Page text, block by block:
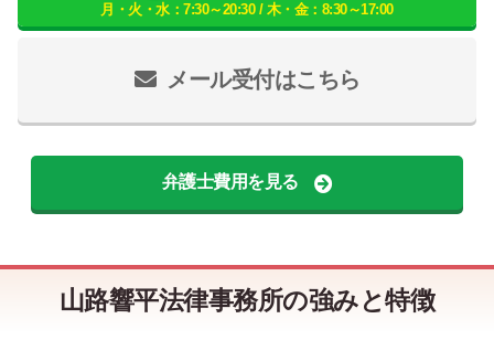
メール受付はこちら
月・火・水：7:30～20:30 / 木・金：8:30～17:00
弁護士費用を見る
山路響平法律事務所の強みと特徴